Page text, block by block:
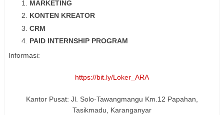
MARKETING
KONTEN KREATOR
CRM
PAID INTERNSHIP PROGRAM
Informasi:
https://bit.ly/Loker_ARA
Kantor Pusat: Jl. Solo-Tawangmangu Km.12 Papahan,
Tasikmadu, Karanganyar